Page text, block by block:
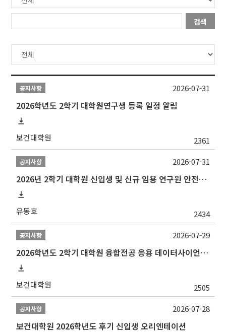
검색
공지사항
2026학년도 2학기 대학원연구생 등록 일정 알림
보건대학원 2361
2026-07-31
공지사항
2026년 2학기 대학원 신입생 및 신규 임용 연구원 안전환경교육(신규교육) 실시 안내
유동호 2434
2026-07-31
공지사항
2026학년도 2학기 대학원 융합전공 응용 데이터사이언스 선발 계획 알림
보건대학원 2505
2026-07-29
공지사항
보건대학원 2026학년도 후기 신입생 오리엔테이션
2026-07-28